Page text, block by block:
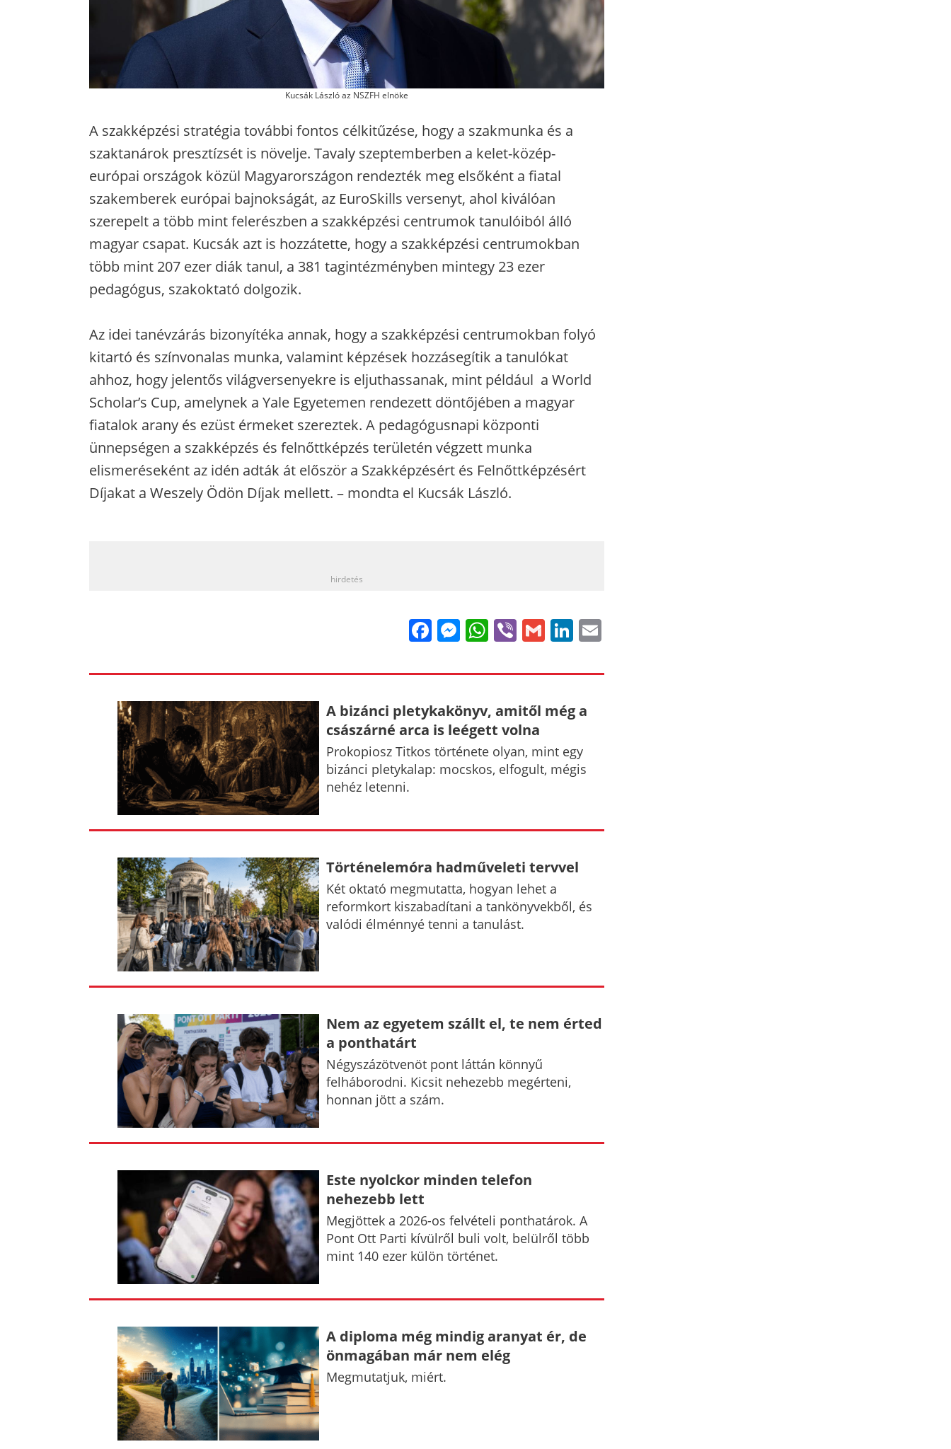
Kucsák László az NSZFH elnöke
A szakképzési stratégia további fontos célkitűzése, hogy a szakmunka és a
szaktanárok presztízsét is növelje. Tavaly szeptemberben a kelet-közép-
európai országok közül Magyarországon rendezték meg elsőként a fiatal
szakemberek európai bajnokságát, az EuroSkills versenyt, ahol kiválóan
szerepelt a több mint felerészben a szakképzési centrumok tanulóiból álló
magyar csapat. Kucsák azt is hozzátette, hogy a szakképzési centrumokban
több mint 207 ezer diák tanul, a 381 tagintézményben mintegy 23 ezer
pedagógus, szakoktató dolgozik.
Az idei tanévzárás bizonyítéka annak, hogy a szakképzési centrumokban folyó
kitartó és színvonalas munka, valamint képzések hozzásegítik a tanulókat
ahhoz, hogy jelentős világversenyekre is eljuthassanak, mint például a World
Scholar’s Cup, amelynek a Yale Egyetemen rendezett döntőjében a magyar
fiatalok arany és ezüst érmeket szereztek. A pedagógusnapi központi
ünnepségen a szakképzés és felnőttképzés területén végzett munka
elismeréseként az idén adták át először a Szakképzésért és Felnőttképzésért
Díjakat a Weszely Ödön Díjak mellett. – mondta el Kucsák László.
hirdetés
Facebook
Messenger
WhatsApp
ViberGmailLinkedIn
Email
A bizánci pletykakönyv, amitől még a
császárné arca is leégett volna
Prokopiosz Titkos története olyan, mint egy
bizánci pletykalap: mocskos, elfogult, mégis
nehéz letenni.
Történelemóra hadműveleti tervvel
Két oktató megmutatta, hogyan lehet a
reformkort kiszabadítani a tankönyvekből, és
valódi élménnyé tenni a tanulást.
Nem az egyetem szállt el, te nem érted
a ponthatárt
Négyszázötvenöt pont láttán könnyű
felháborodni. Kicsit nehezebb megérteni,
honnan jött a szám.
Este nyolckor minden telefon
nehezebb lett
Megjöttek a 2026-os felvételi ponthatárok. A
Pont Ott Parti kívülről buli volt, belülről több
mint 140 ezer külön történet.
A diploma még mindig aranyat ér, de
önmagában már nem elég
Megmutatjuk, miért.